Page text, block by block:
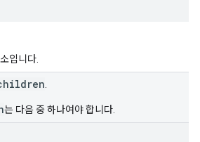
입니다.
는 다음 중 하나여야 합니다.